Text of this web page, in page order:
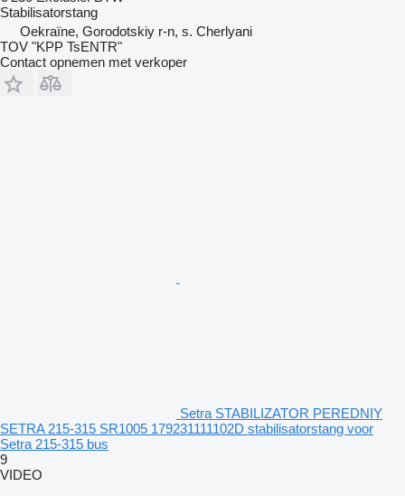
Stabilisatorstang
Oekraïne, Gorodotskiy r-n, s. Cherlyani
TOV "KPP TsENTR"
Contact opnemen met verkoper
Setra STABILIZATOR PEREDNIY
SETRA 215-315 SR1005 179231111102D stabilisatorstang voor
Setra 215-315 bus
9
VIDEO